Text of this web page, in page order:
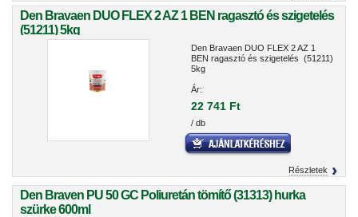
Den Bravaen DUO FLEX 2 AZ 1 BEN ragasztó és szigetelés
(51211) 5kg
Den Bravaen DUO FLEX 2 AZ 1
BEN ragasztó és szigetelés (51211)
5kg
Ár:
22 741 Ft
/ db
Részletek
Den Braven PU 50 GC Poliuretán tömítő (31313) hurka
szürke 600ml